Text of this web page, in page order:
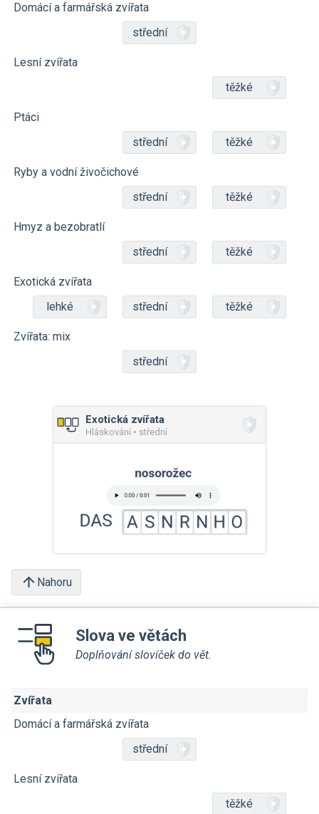
Domácí a farmářská zvířata
střední
Lesní zvířata
těžké
Ptáci
střední
těžké
Ryby a vodní živočichové
střední
těžké
Hmyz a bezobratlí
střední
těžké
Exotická zvířata
lehké
střední těžké
Zvířata: mix
střední
Exotická zvířata
Hláskování • střední
Nahoru
Slova ve větách
Doplňování slovíček do vět.
Zvířata
Domácí a farmářská zvířata
střední
Lesní zvířata
těžké